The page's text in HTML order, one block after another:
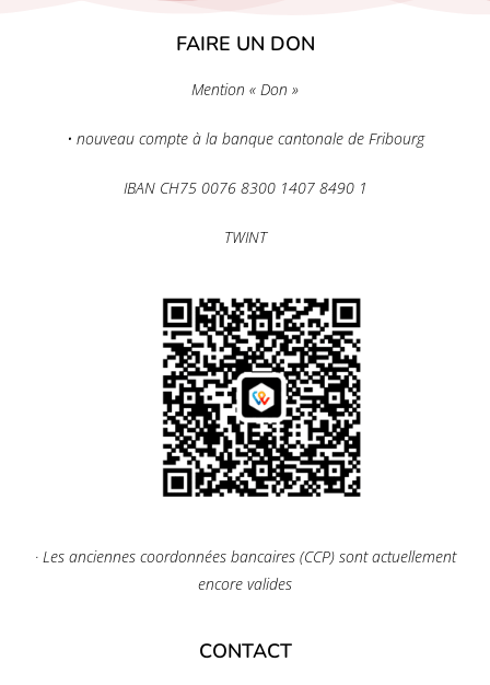
CONTACT
FAIRE UN DON
Mention « Don »
• nouveau compte à la banque cantonale de Fribourg
IBAN CH75 0076 8300 1407 8490 1
TWINT
· Les anciennes coordonnées bancaires (CCP) sont actuellement
encore valides